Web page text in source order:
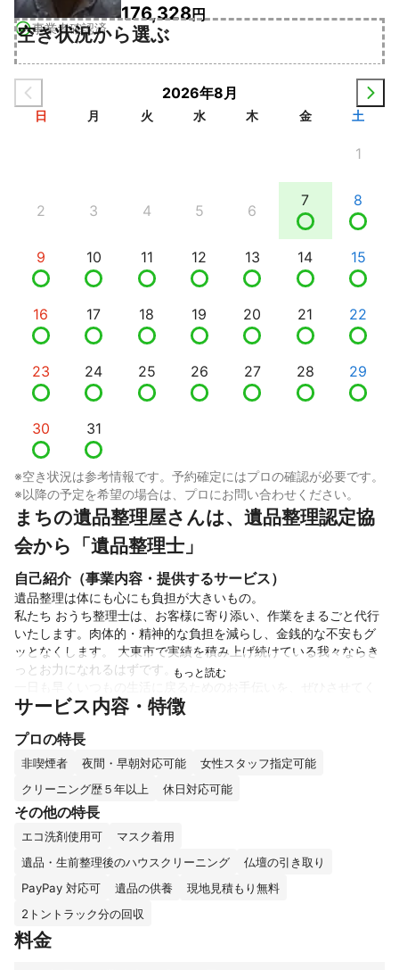
事業者確認済
176,328円
空き状況から選ぶ
2026年8月
日 月 火 水 木 金 土
1
2 3 4 5 6
7 8
9 10 11 12 13 14 15
16 17 18 19 20 21 22
23 24 25 26 27 28 29
30 31
※空き状況は参考情報です。予約確定にはプロの確認が必要です。
※以降の予定を希望の場合は、プロにお問い合わせください。
まちの遺品整理屋さんは、遺品整理認定協
会から「遺品整理士」
自己紹介（事業内容・提供するサービス）
遺品整理は体にも心にも負担が大きいもの。
私たち おうち整理士は、お客様に寄り添い、作業をまるごと代行
いたします。肉体的・精神的な負担を減らし、金銭的な不安もグ
ッとなくします。 大東市で実績を積み上げ続けている我々ならき
っとお力になれるはずです。
ださい。
遺品整理は体にも心にも負担が大きいもの。
私たち おうち整理士は、お客様に寄り添い、作業をまるごと代行
ッとなくします。 大東市で実績を積み上げ続けている我々ならき
っとお力になれるはずです。
一日も早くいつもの生活に戻るためのお手伝いを、ぜひさせてく
ださい。
これまでの実績
年間100以上お客様に対応しますのでご安心ください
アピールポイント
サービス内容・特徴
プロの特長
非喫煙者 夜間・早朝対応可能
女性スタッフ指定可能
クリーニング歴５年以上
休日対応可能
その他の特長
エコ洗剤使用可
マスク着用
遺品・生前整理後のハウスクリーニング
仏壇の引き取り
PayPay 対応可
遺品の供養
現地見積もり無料
2トントラック分の回収
料金